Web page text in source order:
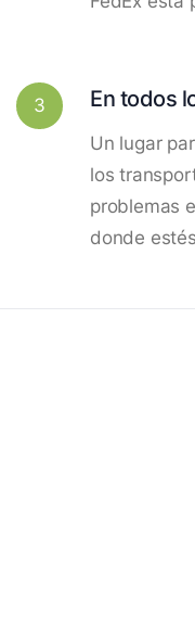
3 En todos
Un lugar
los
problemas
donde